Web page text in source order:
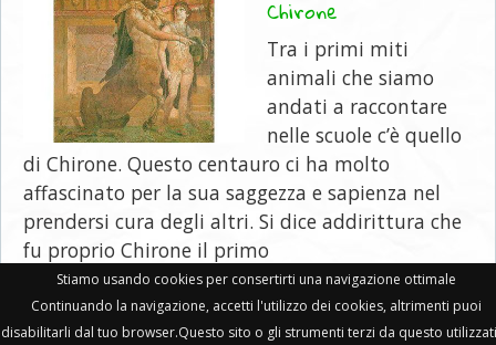
Stiamo usando cookies per consertirti una navigazione ottimale
Continuando la navigazione, accetti l'utilizzo dei cookies, altrimenti puoi
disabilitarli dal tuo browser.Questo sito o gli strumenti terzi da questo
Chirone
Tra i primi miti
animali che siamo
andati a raccontare
nelle scuole c’è quello
di Chirone. Questo centauro ci ha molto
affascinato per la sua saggezza e sapienza nel
prendersi cura degli altri. Si dice addirittura che
fu proprio Chirone il primo
Leggi tutto
Il Barrito del Mammut • PI 06239421214 • privacy policy•cookie policy •mail-